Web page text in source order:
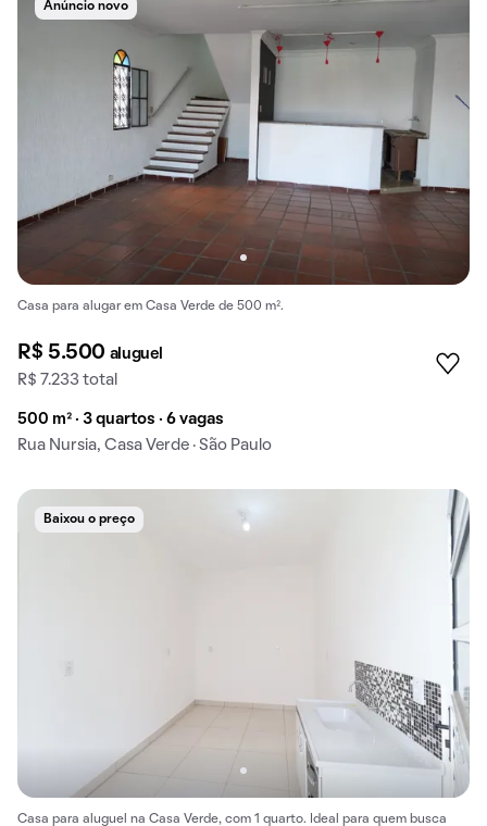
Anúncio novo
Casa para alugar em Casa Verde de 500 m².
R$ 5.500 aluguel
R$ 7.233 total
500 m² · 3 quartos · 6 vagas
Rua Nursia, Casa Verde · São Paulo
Baixou o preço
Casa para aluguel na Casa Verde, com 1 quarto. Ideal para quem busca